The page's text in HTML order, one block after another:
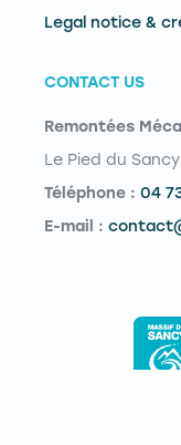
Legal notice &
CONTACT US
Remontées
Le Pied du
Téléphone : 04
E-mail :